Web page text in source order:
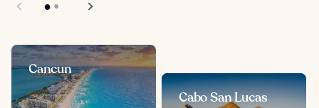
Cancun
Cabo San Lucas